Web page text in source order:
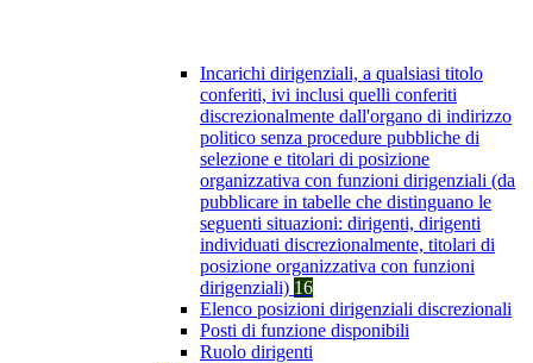
Incarichi dirigenziali, a qualsiasi titolo
conferiti, ivi inclusi quelli conferiti
discrezionalmente dall'organo di indirizzo
politico senza procedure pubbliche di
selezione e titolari di posizione
organizzativa con funzioni dirigenziali (da
pubblicare in tabelle che distinguano le
seguenti situazioni: dirigenti, dirigenti
individuati discrezionalmente, titolari di
posizione organizzativa con funzioni
dirigenziali) 16
Elenco posizioni dirigenziali discrezionali
Posti di funzione disponibili
Ruolo dirigenti